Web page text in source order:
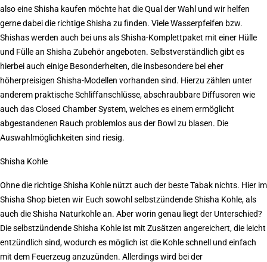
also eine Shisha kaufen möchte hat die Qual der Wahl und wir helfen
gerne dabei die richtige Shisha zu finden. VieleWasserpfeifen bzw.
Shishas werden auch bei uns als Shisha-Komplettpaket mit einer Hülle
und Fülle an Shisha Zubehör angeboten. Selbstverständlich gibt es
hierbei auch einige Besonderheiten, die insbesondere bei eher
höherpreisigen Shisha-Modellen vorhanden sind. Hierzu zählen unter
anderem praktische Schliffanschlüsse, abschraubbare Diffusoren wie
auch das Closed Chamber System, welches es einem ermöglicht
abgestandenen Rauch problemlos aus der Bowl zu blasen. Die
Auswahlmöglichkeiten sind riesig.
Shisha Kohle
Ohne die richtigeShisha Kohle nützt auch der beste Tabak nichts. Hier im
Shisha Shop bieten wir Euch sowohl selbstzündende Shisha Kohle, als
auch dieShisha Naturkohlean. Aber worin genau liegt der Unterschied?
Die selbstzündende Shisha Kohle ist mit Zusätzen angereichert, die leicht
entzündlich sind, wodurch es möglich ist die Kohle schnell und einfach
mit dem Feuerzeug anzuzünden. Allerdings wird bei der